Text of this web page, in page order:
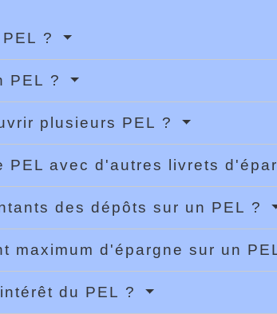
?
PEL ?
plusieurs PEL ?
PEL avec d'autres livrets
des dépôts sur un PEL ?
maximum d'épargne sur un
du PEL ?